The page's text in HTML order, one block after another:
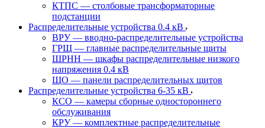
КТПС — столбовые трансформаторные
подстанции
Распределительные устройства 0.4 кВ
ВРУ — вводно-распределительные устройства
ГРЩ — главные распределительные щиты
ШРНН — шкафы распределительные низкого
напряжения 0.4 кВ
ЩО — панели распределительных щитов
Распределительные устройства 6-35 кВ
КСО — камеры сборные одностороннего
обслуживания
КРУ — комплектные распределительные